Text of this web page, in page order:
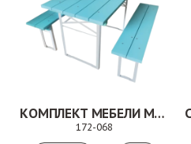
КОМПЛЕКТ МЕБЕЛИ МУН
172-068